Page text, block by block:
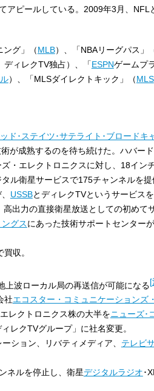
アピールしている。2009年3月、NFL
ング」（MLB）、「NBAリーグパス」
、ディレクTV独占）、「ESPNゲームプ
）、「MLSダイレクトキック」（MLS
ド･ステイツ･サテライト･ブロードキ
が成熟するのを待ち続けた。ハバー
・エレクトロニクスに対し、18イン
ル衛星サービスで175チャンネルを
USSBとディレクTVというサービス
出力の直接衛星放送としての初めて
グスにあった技術サポートセンター
収。
上波ローカル局の再送信が可能になる[
社エコスター・コミュニケーションズ
レクトロニクス株の大半をニューズ･
レクTVグループ」に社名変更。
ション、リバティメディア、 テレビ
ネルを停止し、衛星デジタルラジオ･